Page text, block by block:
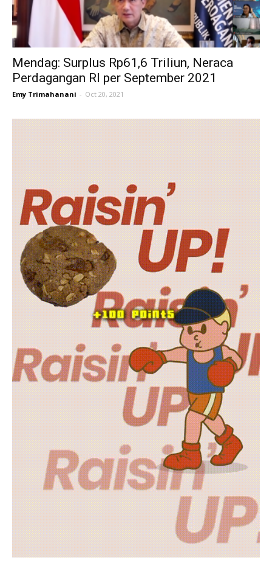
Mendag: Surplus Rp61,6 Triliun, Neraca
Perdagangan RI per September 2021
Emy Trimahanani - Oct 20, 2021